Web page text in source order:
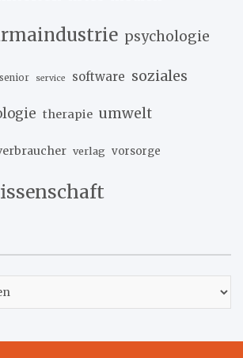
psychologie
senior service software soziales
therapie umwelt
verlag vorsorge